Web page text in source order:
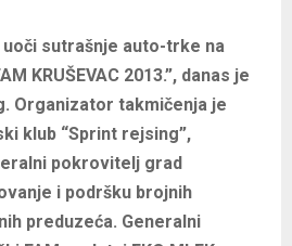
uoči sutrašnje auto-trke na
KRUŠEVAC 2013.”, danas je
Organizator takmičenja je
klub “Sprint rejsing”,
pokrovitelj grad
i podršku brojnih
preduzeća. Generalni